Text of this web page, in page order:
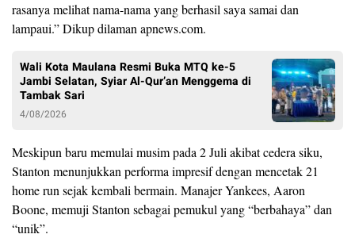
rasanya melihat nama-nama yang berhasil saya samai dan
lampaui.” Dikup dilaman apnews.com.
Wali Kota Maulana Resmi Buka MTQ ke-5
Jambi Selatan, Syiar Al-Qur’an Menggema di
Tambak Sari
4/08/2026
​Meskipun baru memulai musim pada 2 Juli akibat cedera siku,
Stanton menunjukkan performa impresif dengan mencetak 21
home run sejak kembali bermain. Manajer Yankees, Aaron
Boone, memuji Stanton sebagai pemukul yang “berbahaya” dan
“unik”.